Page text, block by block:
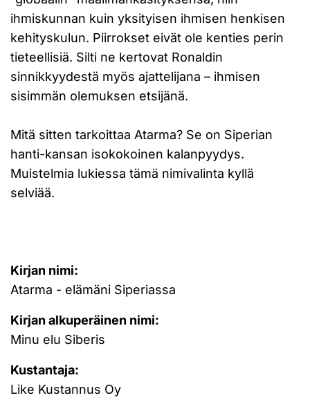
ihmiskunnan kuin yksityisen ihmisen henkisen
kehityskulun. Piirrokset eivät ole kenties perin
tieteellisiä. Silti ne kertovat Ronaldin
sinnikkyydestä myös ajattelijana – ihmisen
sisimmän olemuksen etsijänä.
Mitä sitten tarkoittaa Atarma? Se on Siperian
hanti-kansan isokokoinen kalanpyydys.
Muistelmia lukiessa tämä nimivalinta kyllä
selviää.
Kirjan nimi:
Atarma - elämäni Siperiassa
Kirjan alkuperäinen nimi:
Minu elu Siberis
Kustantaja:
Like Kustannus Oy